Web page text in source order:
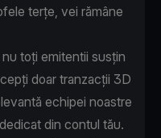
terțe, vei rămâne
toți emitentii susțin
doar tranzacții 3D
echipei noastre
din contul tău.